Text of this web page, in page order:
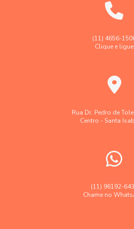
Empresa faz levantamento
Georreferenciamento de imóveis
Laudo técnico levantamento
Levantamento aerofotogramétrico
Levantamento topográfico
Levantamento topográfico preço
(11) 4656-
Clique e ligue
Rua Dr. Pedro de
Centro - Santa
(11) 96192-
Chame no